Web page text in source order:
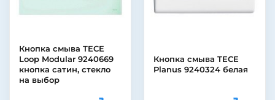
Кнопка смыва TECE
Loop Modular 9240669
кнопка сатин, стекло
на выбор
Кнопка смыва TECE
Planus 9240324 белая